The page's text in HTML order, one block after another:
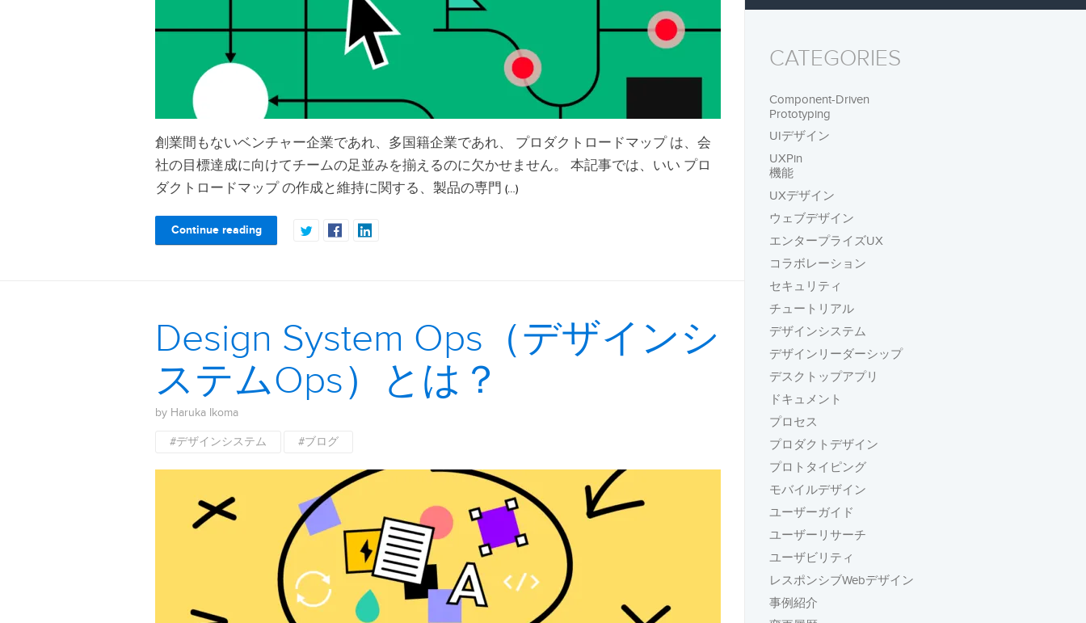
創業間もないベンチャー企業であれ、多国籍企業であれ、 プロダクトロードマップ は、会
社の目標達成に向けてチームの足並みを揃えるのに欠かせません。 本記事では、いい プロ
ダクトロードマップ の作成と維持に関する、製品の専門 (…)
Continue reading
Design System Ops（デザインシ
ステムOps）とは？
by Haruka Ikoma
#デザインシステム #ブログ
CATEGORIES
Component-Driven
Prototyping
UIデザイン
UXPin
機能
UXデザイン
ウェブデザイン
エンタープライズUX
コラボレーション
セキュリティ
チュートリアル
デザインシステム
デザインリーダーシップ
デスクトップアプリ
ドキュメント
プロセス
プロダクトデザイン
プロトタイピング
モバイルデザイン
ユーザーガイド
ユーザーリサーチ
ユーザビリティ
レスポンシブWebデザイン
事例紹介